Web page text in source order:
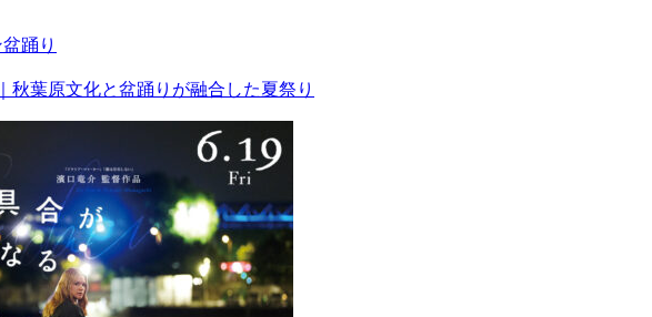
葉原文化と盆踊りが融合した夏祭り